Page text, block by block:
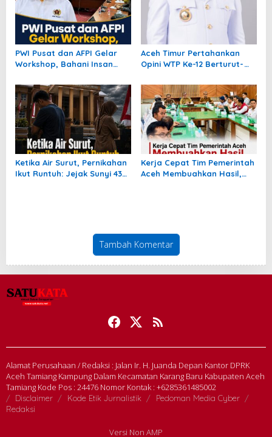
PWI Pusat dan AFPI Gelar
Workshop, Bahani Insan
Pendanaan Digital
Aceh Timur Pertahankan
Opini WTP Ke-12 Berturut-
Ketika Air Surut, Pernikahan
Ikut Runtuh: Jejak Sunyi 435
Kerja Cepat Tim Pemerintah
Aceh Membuahkan Hasil,
Tambah Komentar
Alamat Perusahaan / Redaksi : Jalan Ir. H. Juanda Depan Kantor DPRK
Aceh Tamiang Kampung Dalam Kecamatan Karang Baru Kabupaten Aceh
Tamiang Kode Pos : 24476 Nomor Kontak : +6285361485002
Disclaimer Kode Etik Jurnalistik
Pedoman Media Cyber
Redaksi
Versi Non AMP